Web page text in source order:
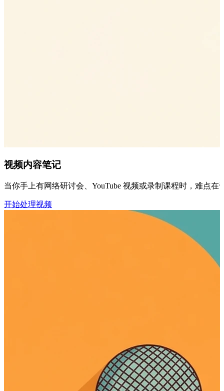
视频内容笔记
当你手上有网络研讨会、YouTube 视频或录制课程时，难点
开始处理视频